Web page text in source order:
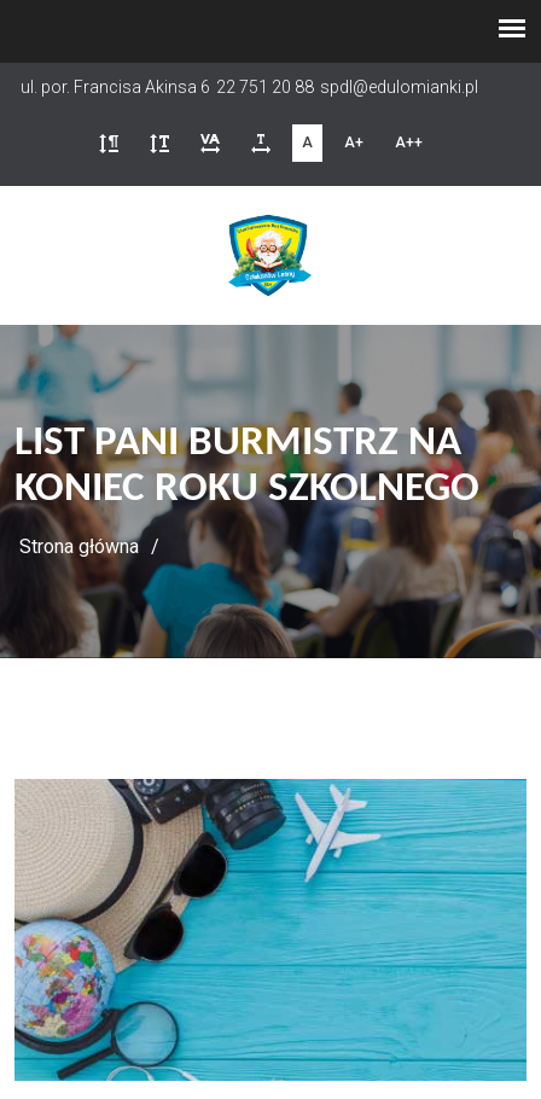
treści
ul. por. Francisa Akinsa 6 22 751 20 88 spdl@edulomianki.pl
A A+ A++
LIST PANI BURMISTRZ NA
KONIEC ROKU SZKOLNEGO
Strona główna